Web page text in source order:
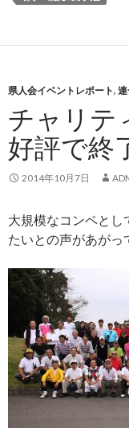
県人会イベントレポート,
チャリテ
好評で終
2014年10月7日
大規模なコンペとし
たいとの声があがっ